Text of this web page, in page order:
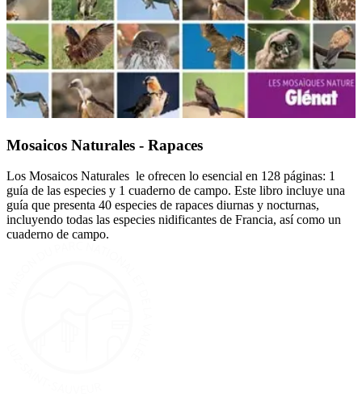
Mosaicos Naturales - Rapaces
Los Mosaicos Naturales le ofrecen lo esencial en 128 páginas: 1
guía de las especies y 1 cuaderno de campo. Este libro incluye una
guía que presenta 40 especies de rapaces diurnas y nocturnas,
incluyendo todas las especies nidificantes de Francia, así como un
cuaderno de campo.